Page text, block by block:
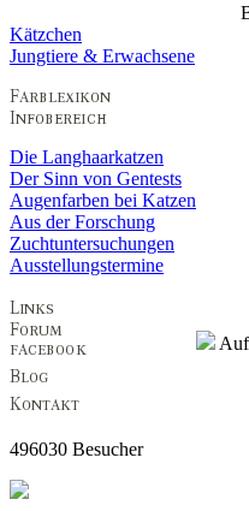
Kätzchen
Jungtiere & Erwachsene
Die Langhaarkatzen
Der Sinn von Gentests
Augenfarben bei Katzen
Aus der Forschung
Zuchtuntersuchungen
Ausstellungstermine
496030 Besucher